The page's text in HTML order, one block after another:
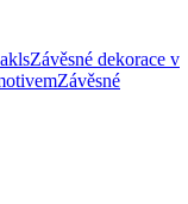
Závěsné dekorace v
Závěsné